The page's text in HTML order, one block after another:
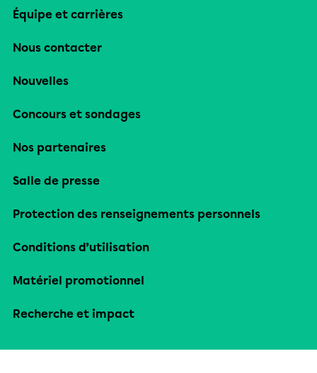
Équipe et carrières
Nous contacter
Nouvelles
Concours et sondages
Nos partenaires
Salle de presse
Protection des renseignements personnels
Conditions d’utilisation
Matériel promotionnel
Recherche et impact